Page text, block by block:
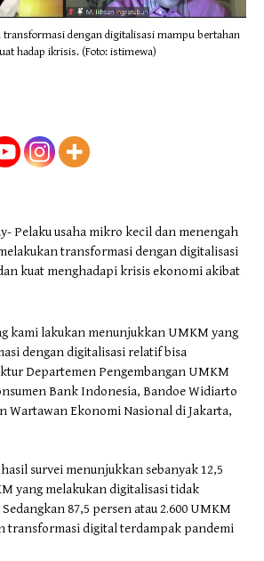
transformasi dengan digitalisasi mampu bertahan
hadap ikrisis. (Foto: istimewa)
Pelaku usaha mikro kecil dan menengah
transformasi dengan digitalisasi
kuat menghadapi krisis ekonomi akibat
kami lakukan menunjukkan UMKM yang
dengan digitalisasi relatif bisa
Departemen Pengembangan UMKM
Bank Indonesia, Bandoe Widiarto
Wartawan Ekonomi Nasional di Jakarta,
survei menunjukkan sebanyak 12,5
yang melakukan digitalisasi tidak
87,5 persen atau 2.600 UMKM
transformasi digital terdampak pandemi